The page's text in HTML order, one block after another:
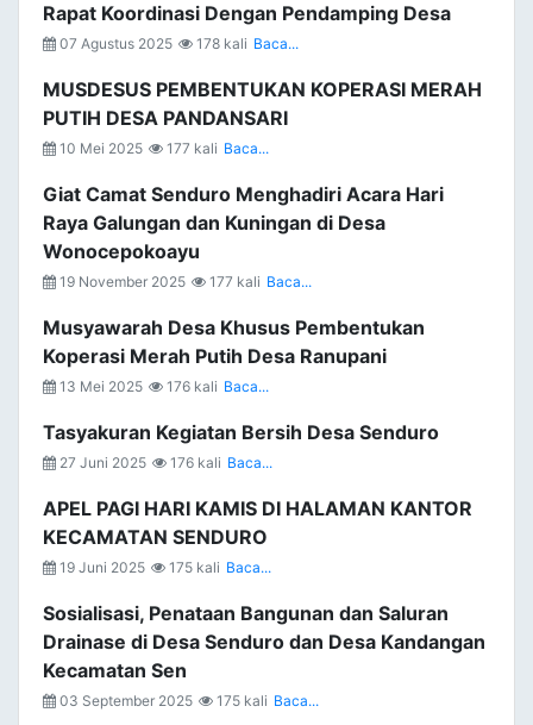
Rapat Koordinasi Dengan Pendamping Desa
07 Agustus 2025 178 kali Baca...
MUSDESUS PEMBENTUKAN KOPERASI MERAH
PUTIH DESA PANDANSARI
10 Mei 2025 177 kali Baca...
Giat Camat Senduro Menghadiri Acara Hari
Raya Galungan dan Kuningan di Desa
Wonocepokoayu
19 November 2025 177 kali Baca...
Musyawarah Desa Khusus Pembentukan
Koperasi Merah Putih Desa Ranupani
13 Mei 2025 176 kali Baca...
Tasyakuran Kegiatan Bersih Desa Senduro
27 Juni 2025 176 kali Baca...
APEL PAGI HARI KAMIS DI HALAMAN KANTOR
KECAMATAN SENDURO
19 Juni 2025 175 kali Baca...
Sosialisasi, Penataan Bangunan dan Saluran
Drainase di Desa Senduro dan Desa Kandangan
Kecamatan Sen
03 September 2025 175 kali Baca...